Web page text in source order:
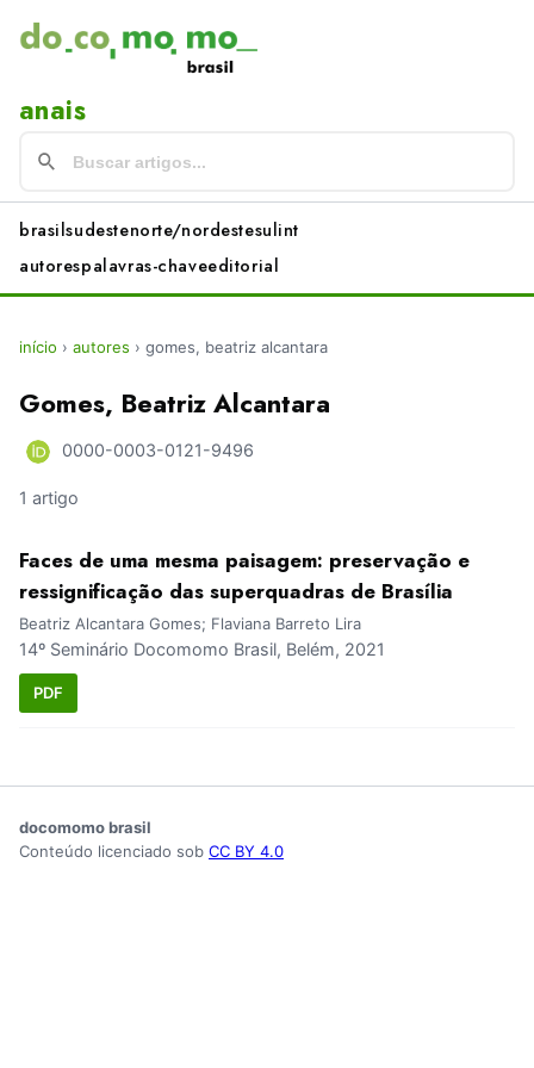
anais
brasilsudestenorte/nordestesulint
autorespalavras-chaveeditorial
início › autores › gomes, beatriz alcantara
Gomes, Beatriz Alcantara
0000-0003-0121-9496
1 artigo
Faces de uma mesma paisagem: preservação e
ressignificação das superquadras de Brasília
Beatriz Alcantara Gomes; Flaviana Barreto Lira
14º Seminário Docomomo Brasil, Belém, 2021
PDF
docomomo brasil
Conteúdo licenciado sob CC BY 4.0